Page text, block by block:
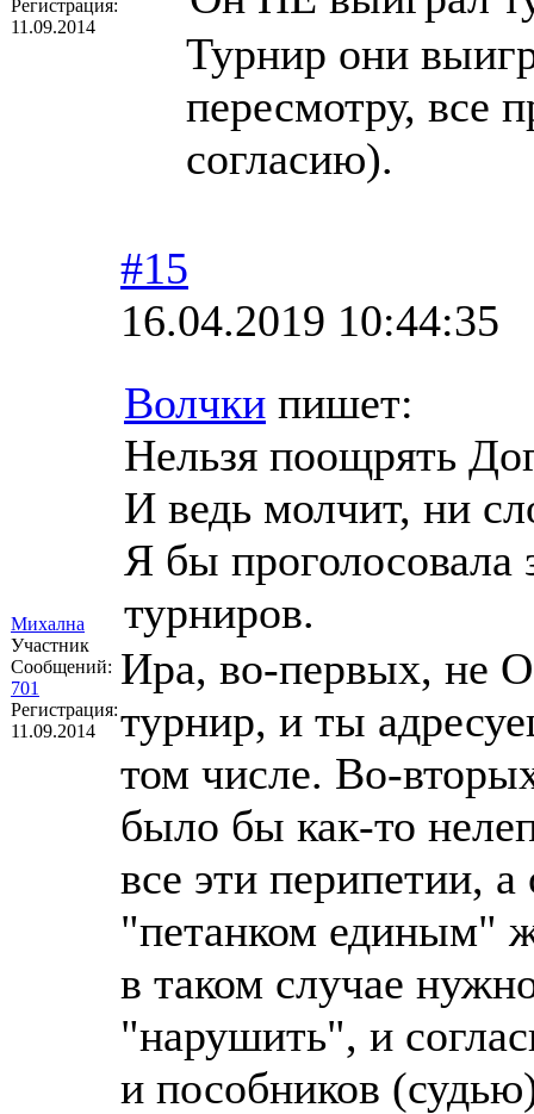
Регистрация:
11.09.2014
Турнир они
пересмотру, все
согласию).
Михална
Участник
Сообщений:
701
Регистрация:
11.09.2014
#15
16.04.2019 10:44:35
Волчки пишет:
Нельзя поощрять
И ведь молчит, ни
Я бы проголосовала
турниров.
Ира, во-первых, не
турнир, и ты
том числе. Во-
было бы как-то
все эти перипетии,
"петанком единым"
в таком случае
"нарушить", и
и пособников